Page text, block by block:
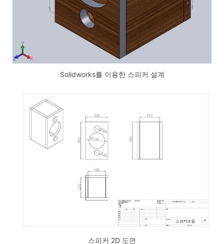
Solidworks를 이용한 스피커 설계
스피커 2D 도면